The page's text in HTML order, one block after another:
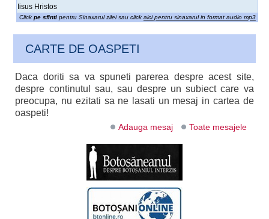
Iisus Hristos
Click pe sfintipentru Sinaxarul zilei sau click aici pentru sinaxarul in format audio mp3
CARTE DE OASPETI
Daca doriti sa va spuneti parerea despre acest site,
despre continutul sau, sau despre un subiect care va
preocupa, nu ezitati sa ne lasati un mesaj in cartea de
oaspeti!
Adauga mesaj Toate mesajele